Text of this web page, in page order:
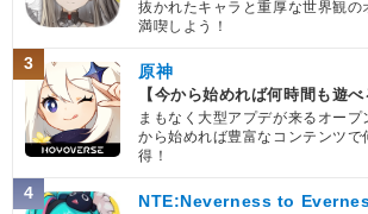
抜かれたキャラと重厚な世界観の
満喫しよう！
3 原神
【今から始めれば何時間も遊べ
まもなく大型アプデが来るオー
から始めれば豊富なコンテンツで
得！
4 NTE:Neverness to